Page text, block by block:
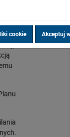
i linii
cookie Akceptuj